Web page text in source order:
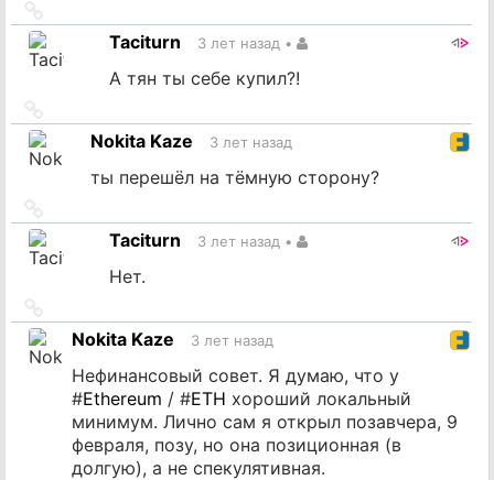
на
источникTaciturn 3 лет назад •
А тян ты себе купил?!
на
источникNokita Kaze 3 лет назад
ты перешёл на тёмную сторону?
на
источникTaciturn 3 лет назад •
Нет.
на
источник
Nokita Kaze 3 лет назад
Нефинансовый совет. Я думаю, что у
#Ethereum / #ETH хороший локальный
минимум. Лично сам я открыл позавчера, 9
февраля, позу, но она позиционная (в
долгую), а не спекулятивная.